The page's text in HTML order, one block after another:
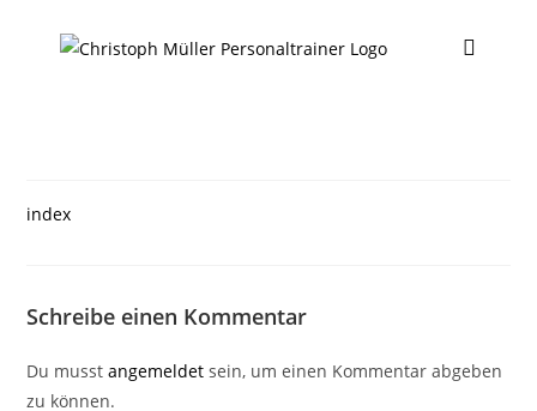
index
Schreibe einen Kommentar
Du musstangemeldet sein, um einen Kommentar abgeben
zu können.